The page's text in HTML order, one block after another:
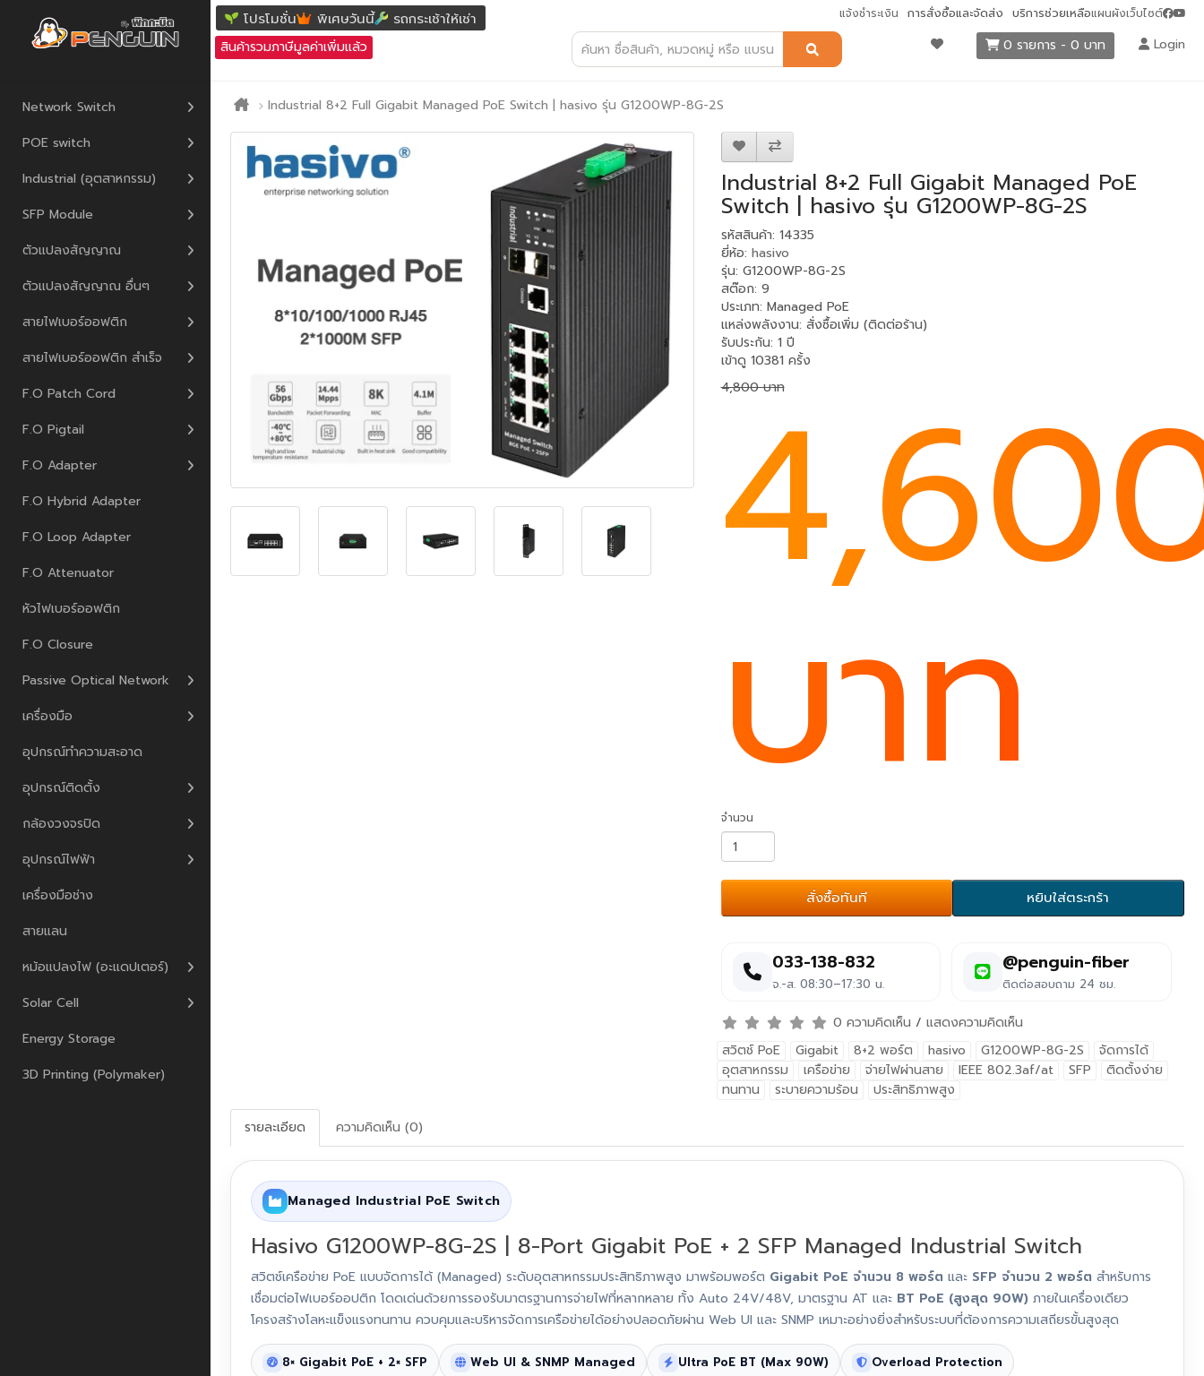
แจ้งชำระเงิน การสั่งซื้อและจัดส่ง บริการช่วยเหลือแผนผังเว็บไซต์
โปรโมชั่น พิเศษวันนี้ รถกระเช้าให้เช่า
สินค้ารวมภาษีมูลค่าเพิ่มแล้ว 0 รายการ - 0 บาท Login
Network Switch
POE switch
Industrial (อุตสาหกรรม)
SFP Module
ตัวแปลงสัญญาณ
ตัวแปลงสัญญาณ อื่นๆ
สายไฟเบอร์ออฟติก
สายไฟเบอร์ออฟติก สำเร็จ
F.O Patch Cord
F.O Pigtail
F.O Adapter
F.O Hybrid Adapter
F.O Loop Adapter
F.O Attenuator
หัวไฟเบอร์ออฟติก
F.O Closure
Passive Optical Network
เครื่องมือ
อุปกรณ์ทำความสะอาด
อุปกรณ์ติดตั้ง
กล้องวงจรปิด
อุปกรณ์ไฟฟ้า
เครื่องมือช่าง
สายแลน
หม้อแปลงไฟ (อะแดปเตอร์)
Solar Cell
Energy Storage
3D Printing (Polymaker)
Industrial 8+2 Full Gigabit Managed PoE Switch | hasivo รุ่น G1200WP-8G-2S
Industrial 8+2 Full Gigabit Managed PoE
Switch | hasivo รุ่น G1200WP-8G-2S
รหัสสินค้า: 14335
ยี่ห้อ: hasivo
รุ่น: G1200WP-8G-2S
สต๊อก: 9
ประเภท: Managed PoE
แหล่งพลังงาน: สั่งซื้อเพิ่ม (ติดต่อร้าน)
รับประกัน: 1 ปี
เข้าดู 10381 ครั้ง
4,800 บาท
บาท
จำนวน
สั่งซื้อทันที หยิบใส่ตระกร้า
033-138-832
จ.-ส. 08:30–17:30 น.
@penguin-fiber
ติดต่อสอบถาม 24 ชม.
0 ความคิดเห็น / แสดงความคิดเห็น
สวิตช์ PoE
Gigabit 8+2 พอร์ต hasivo G1200WP-8G-2S
จัดการได้
อุตสาหกรรม
เครือข่าย จ่ายไฟผ่านสาย IEEE 802.3af/at SFP
ติดตั้งง่าย
ทนทาน
ระบายความร้อน
ประสิทธิภาพสูง
รายละเอียด
ความคิดเห็น (0)
Managed Industrial PoE Switch
Hasivo G1200WP-8G-2S | 8-Port Gigabit PoE + 2 SFP Managed Industrial Switch
สวิตช์เครือข่าย PoE แบบจัดการได้ (Managed) ระดับอุตสาหกรรมประสิทธิภาพสูง มาพร้อมพอร์ต Gigabit PoE จำนวน 8 พอร์ต และ SFP จำนวน 2 พอร์ต สำหรับการ
เชื่อมต่อไฟเบอร์ออปติก โดดเด่นด้วยการรองรับมาตรฐานการจ่ายไฟที่หลากหลาย ทั้ง Auto 24V/48V, มาตรฐาน AT และ BT PoE (สูงสุด 90W) ภายในเครื่องเดียว
โครงสร้างโลหะแข็งแรงทนทาน ควบคุมและบริหารจัดการเครือข่ายได้อย่างปลอดภัยผ่าน Web UI และ SNMP เหมาะอย่างยิ่งสำหรับระบบที่ต้องการความเสถียรขั้นสูงสุด
8× Gigabit PoE + 2× SFP Web UI & SNMP Managed Ultra PoE BT (Max 90W) Overload Protection